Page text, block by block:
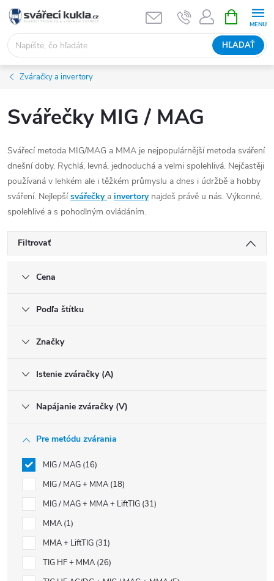
Prejsť na obsah
HĽADAŤ
Zváračky a invertory
Svářečky MIG / MAG
Svářecí metoda MIG/MAG a MMA je nejpopulárnější metoda sváření
dnešní doby. Rychlá, levná, jednoduchá a velmi spolehlivá. Nejčastěji
používaná v lehkém ale i těžkém průmyslu a dnes i údržbě a hobby
sváření. Nejlepšísvářečky a invertorynajdeš právě u nás. Výkonné,
spolehlivé a s pohodlným ovládáním.
Filtrovať
Cena
Podľa štítku
Značky
Istenie zváračky (A)
Napájanie zváračky (V)
Pre metódu zvárania
MIG / MAG 16
MIG / MAG + MMA 18
MIG / MAG + MMA + LiftTIG 31
MMA 1
MMA + LiftTIG 31
TIG HF + MMA 26